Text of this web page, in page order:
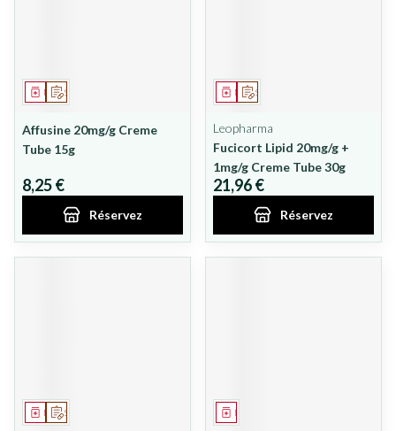
Sur prescription
Médicament
Affusine 20mg/g Creme
Tube 15g
8,25 €
Réservez
Sur prescription
Médicament
Leopharma
Fucicort Lipid 20mg/g +
1mg/g Creme Tube 30g
21,96 €
Réservez
Sur prescription
Médicament Médicament